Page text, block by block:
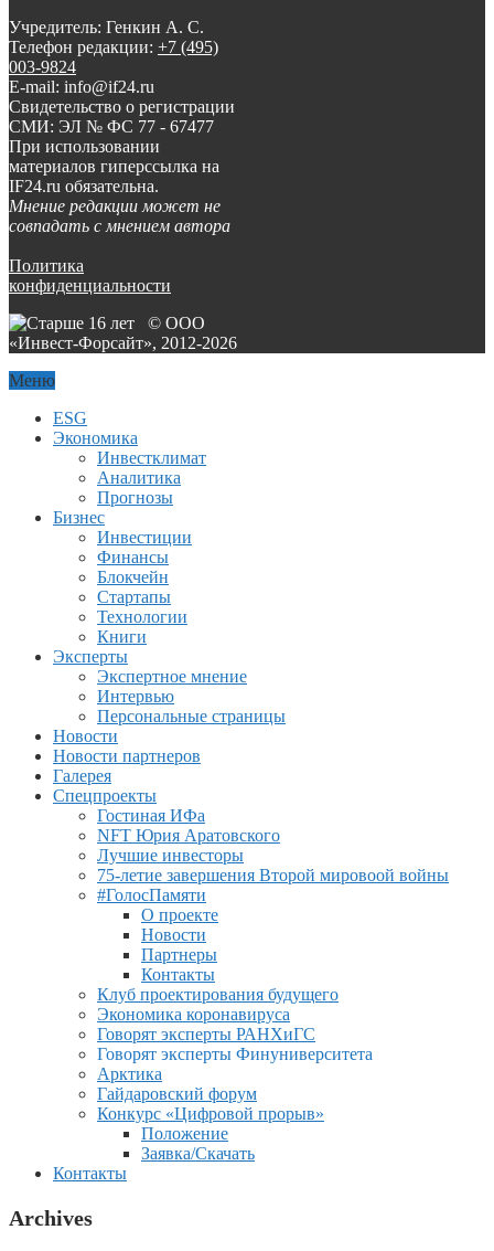
Учредитель: Генкин А. С.
Телефон редакции: +7 (495)
003-9824
E-mail: info@if24.ru
Свидетельство о регистрации
СМИ: ЭЛ № ФС 77 - 67477
При использовании
материалов гиперссылка на
IF24.ru обязательна.
Мнение редакции может не
совпадать с мнением автора
Политика
конфиденциальности
© ООО
«Инвест-Форсайт», 2012-2026
Меню
ESG
Экономика
Инвестклимат
Аналитика
Прогнозы
Бизнес
Инвестиции
Финансы
Блокчейн
Стартапы
Технологии
Книги
Эксперты
Экспертное мнение
Интервью
Персональные страницы
Новости
Новости партнеров
Галерея
Спецпроекты
Гостиная ИФа
NFT Юрия Аратовского
Лучшие инвесторы
75-летие завершения Второй мировоой войны
#ГолосПамяти
О проекте
Новости
Партнеры
Контакты
Клуб проектирования будущего
Экономика коронавируса
Говорят эксперты РАНХиГС
Говорят эксперты Финуниверситета
Арктика
Гайдаровский форум
Конкурс «Цифровой прорыв»
Положение
Заявка/Скачать
Контакты
Archives